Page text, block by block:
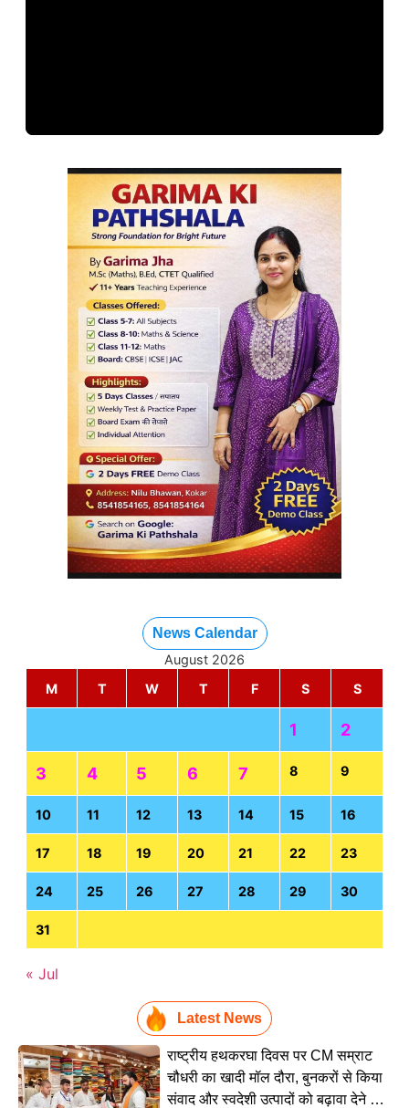
News Calendar
August 2026
M
T W T F S S
1 2
3 4 5 6 7 8 9
10 11 12 13 14 15 16
17 18 19 20 21 22 23
24 25 26 27 28 29 30
31
« Jul
Latest News
राष्ट्रीय हथकरघा दिवस पर CM सम्राट
चौधरी का खादी मॉल दौरा, बुनकरों से किया
संवाद और स्वदेशी उत्पादों को बढ़ावा देने की